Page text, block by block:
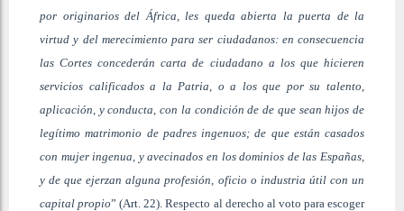
por originarios del África, les queda abierta la puerta de la
virtud y del merecimiento para ser ciudadanos: en consecuencia
las Cortes concederán carta de ciudadano a los que hicieren
servicios calificados a la Patria, o a los que por su talento,
aplicación, y conducta, con la condición de de que sean hijos de
legítimo matrimonio de padres ingenuos; de que están casados
con mujer ingenua, y avecinados en los dominios de las Españas,
y de que ejerzan alguna profesión, oficio o industria útil con un
capital propio” (Art. 22). Respecto al derecho al voto para escoger